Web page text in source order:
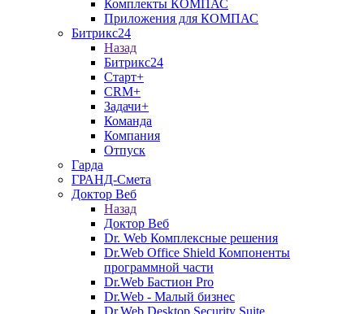
Комплекты КОМПАС
Приложения для КОМПАС
Битрикс24
Назад
Битрикс24
Старт+
CRM+
Задачи+
Команда
Компания
Отпуск
Гарда
ГРАНД-Смета
Доктор Веб
Назад
Доктор Веб
Dr. Web Комплексные решения
Dr.Web Office Shield Компоненты
программной части
Dr.Web Бастион Pro
Dr.Web - Малый бизнес
Dr.Web Desktop Security Suite